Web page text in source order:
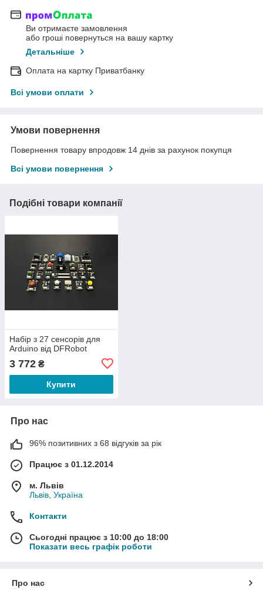
Ви отримаєте замовлення
або гроші повернуться на вашу картку
Детальніше
Оплата на картку Приватбанку
Всі умови оплати
Умови повернення
Повернення товару впродовж 14 днів за рахунок покупця
Всі умови повернення
Подібні товари компанії
Набір з 27 сенсорів для
Arduino від DFRobot
3 772 ₴
Купити
Про нас
96% позитивних з 68 відгуків за рік
Працює з 01.12.2014
м. Львів
Львів, Україна
Контакти
Сьогодні працює з 10:00 до 18:00
Показати весь графік роботи
Про нас